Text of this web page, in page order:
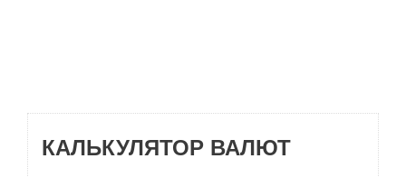
КАЛЬКУЛЯТОР ВАЛЮТ